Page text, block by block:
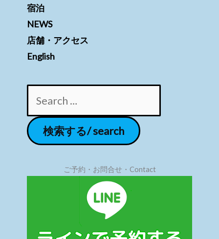
宿泊
NEWS
店舗・アクセス
English
ご予約・お問合せ・Contact